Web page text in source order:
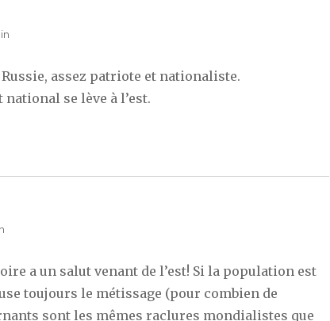
assez patriote et nationaliste.
se lève à l’est.
a un salut venant de l’est! Si la population est
toujours le métissage (pour combien de
sont les mêmes raclures mondialistes que